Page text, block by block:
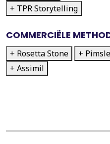
+ TPR Storytelling
COMMERCIËLE
+ Rosetta Stone +
+ Assimil